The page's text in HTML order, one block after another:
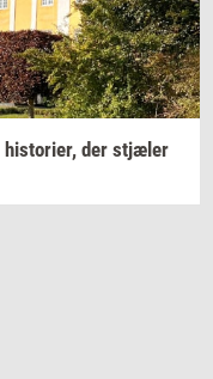
hi­sto­ri­er, der stjæ­ler